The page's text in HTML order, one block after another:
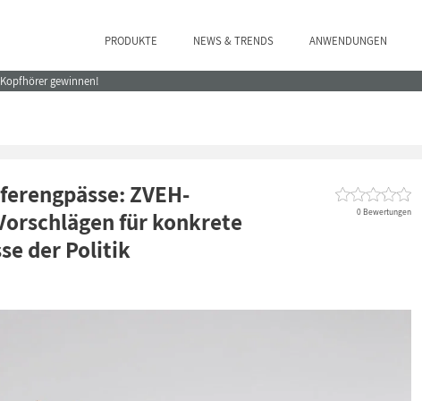
PRODUKTE NEWS & TRENDS ANWENDUNGEN
gewinnen!
0 Bewertungen
ZVEH-
für konkrete
der Politik